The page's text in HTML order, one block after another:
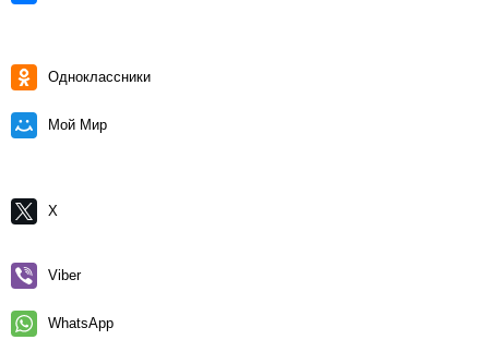
Одноклассники
Мой Мир
X
Viber
WhatsApp